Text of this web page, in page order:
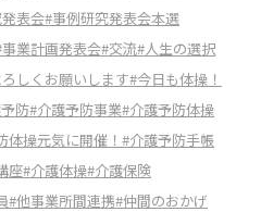
表会#事例研究発表会本選
業計画発表会#交流#人生の選択
しくお願いします#今日も体操！
防#介護予防事業#介護予防体操
体操元気に開催！ #介護予防手帳
座#介護体操#介護保険
#他事業所間連携#仲間のおかげ